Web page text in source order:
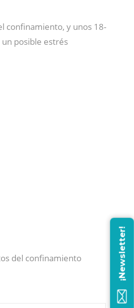
confinamiento, y unos 18-
posible estrés
del confinamiento
¡Newsletter!